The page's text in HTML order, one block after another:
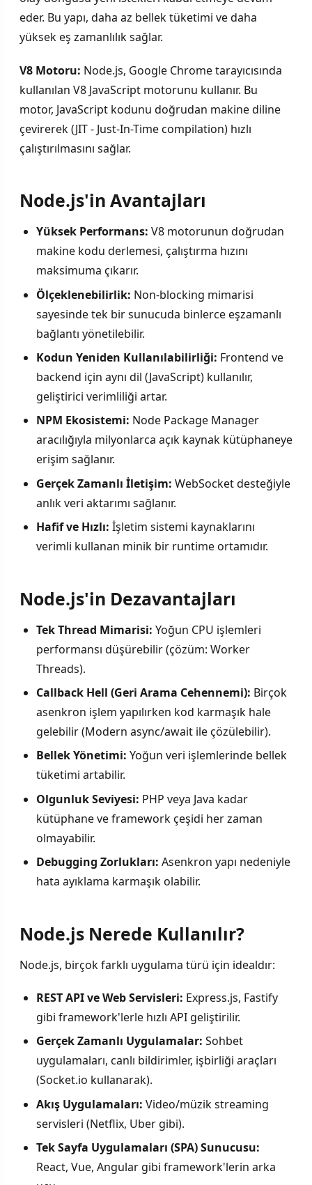
eder. Bu yapı, daha az bellek tüketimi ve daha
yüksek eş zamanlılık sağlar.
V8 Motoru: Node.js, Google Chrome tarayıcısında
kullanılan V8 JavaScript motorunu kullanır. Bu
motor, JavaScript kodunu doğrudan makine diline
çevirerek (JIT - Just-In-Time compilation) hızlı
çalıştırılmasını sağlar.
Node.js'in Avantajları
Yüksek Performans: V8 motorunun doğrudan
makine kodu derlemesi, çalıştırma hızını
maksimuma çıkarır.
Ölçeklenebilirlik: Non-blocking mimarisi
sayesinde tek bir sunucuda binlerce eşzamanlı
bağlantı yönetilebilir.
Kodun Yeniden Kullanılabilirliği: Frontend ve
backend için aynı dil (JavaScript) kullanılır,
geliştirici verimliliği artar.
NPM Ekosistemi: Node Package Manager
aracılığıyla milyonlarca açık kaynak kütüphaneye
erişim sağlanır.
Gerçek Zamanlı İletişim: WebSocket desteğiyle
anlık veri aktarımı sağlanır.
Hafif ve Hızlı: İşletim sistemi kaynaklarını
verimli kullanan minik bir runtime ortamıdır.
Node.js'in Dezavantajları
Tek Thread Mimarisi: Yoğun CPU işlemleri
performansı düşürebilir (çözüm: Worker
Threads).
Callback Hell (Geri Arama Cehennemi): Birçok
asenkron işlem yapılırken kod karmaşık hale
gelebilir (Modern async/await ile çözülebilir).
Bellek Yönetimi: Yoğun veri işlemlerinde bellek
tüketimi artabilir.
Olgunluk Seviyesi: PHP veya Java kadar
kütüphane ve framework çeşidi her zaman
olmayabilir.
Debugging Zorlukları: Asenkron yapı nedeniyle
hata ayıklama karmaşık olabilir.
Node.js Nerede Kullanılır?
Node.js, birçok farklı uygulama türü için idealdır:
REST API ve Web Servisleri: Express.js, Fastify
gibi framework'lerle hızlı API geliştirilir.
Gerçek Zamanlı Uygulamalar: Sohbet
uygulamaları, canlı bildirimler, işbirliği araçları
(Socket.io kullanarak).
Akış Uygulamaları: Video/müzik streaming
servisleri (Netflix, Uber gibi).
Tek Sayfa Uygulamaları (SPA) Sunucusu:
React, Vue, Angular gibi framework'lerin arka